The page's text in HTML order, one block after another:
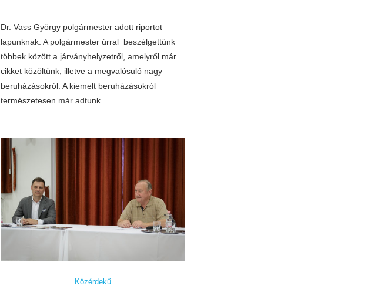
Dr. Vass György polgármester adott riportot
lapunknak. A polgármester úrral beszélgettünk
többek között a járványhelyzetről, amelyről már
cikket közöltünk, illetve a megvalósuló nagy
beruházásokról. A kiemelt beruházásokról
természetesen már adtunk…
Közérdekű